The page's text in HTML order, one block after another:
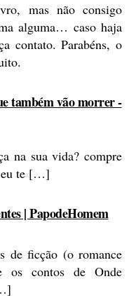
mas não consigo
alguma… caso haja
contato. Parabéns, o
também vão morrer -
na sua vida? compre
eu te […]
| PapodeHomemdiz:
ficção (o romance
contos de Onde